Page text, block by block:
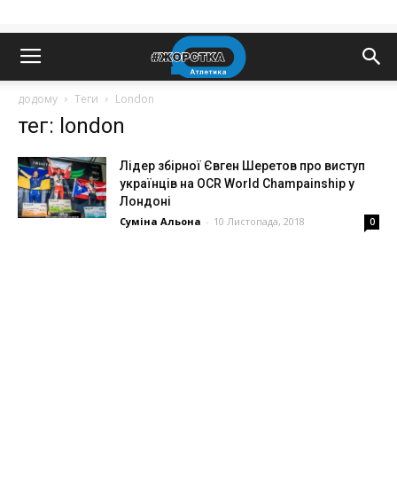
додому Теги London
тег: london
Лідер збірної Євген Шеретов про виступ
українців на OCR World Champainship у
Лондоні
Суміна Альона - 10 Листопада, 2018 0